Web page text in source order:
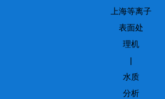
上海等离子
表面处
理机
|
水质
分析